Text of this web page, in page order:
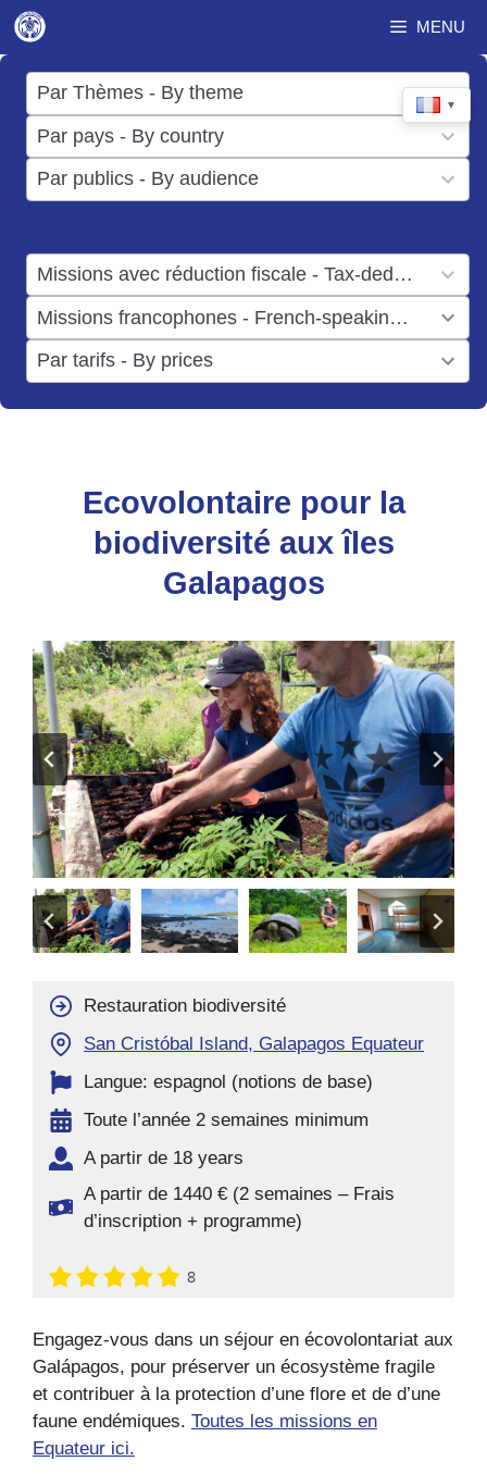
Aller
au
contenu
MENU
▼
Par Thèmes - By theme
17
results
available
Par pays - By country
50
results
available
Par publics - By audience
results
Missions avec réduction fiscale - Tax-deductible missions
result
available
Missions francophones - French-speaking missions
result
available
Par tarifs - By prices
results
available
Ecovolontaire pour la
biodiversité aux îles
Galapagos
Restauration biodiversité
San Cristóbal Island, Galapagos Equateur
Langue: espagnol (notions de base)
Toute l’année 2 semaines minimum
A partir de 18 years
A partir de 1440 € (2 semaines – Frais
d’inscription + programme)
8
Engagez-vous dans un séjour en écovolontariat aux
Galápagos, pour préserver un écosystème fragile
et contribuer à la protection d’une flore et de d’une
faune endémiques. Toutes les missions en
Equateur ici.